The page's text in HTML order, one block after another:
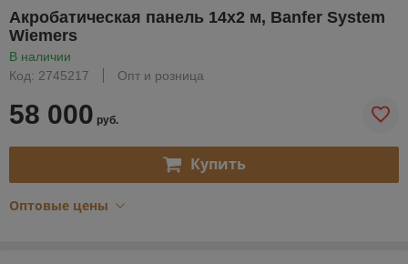
Акробатическая панель 14х2 м, Banfer System
Wiemers
В наличии
Код: 2745217
Опт и розница
58 000 руб.
Купить
Оптовые цены